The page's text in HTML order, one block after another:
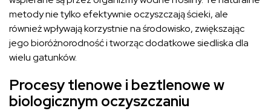
metody nie tylko efektywnie oczyszczają ścieki, ale
również wpływają korzystnie na środowisko, zwiększając
jego bioróżnorodność i tworząc dodatkowe siedliska dla
wielu gatunków.
Procesy tlenowe i beztlenowe w
biologicznym oczyszczaniu